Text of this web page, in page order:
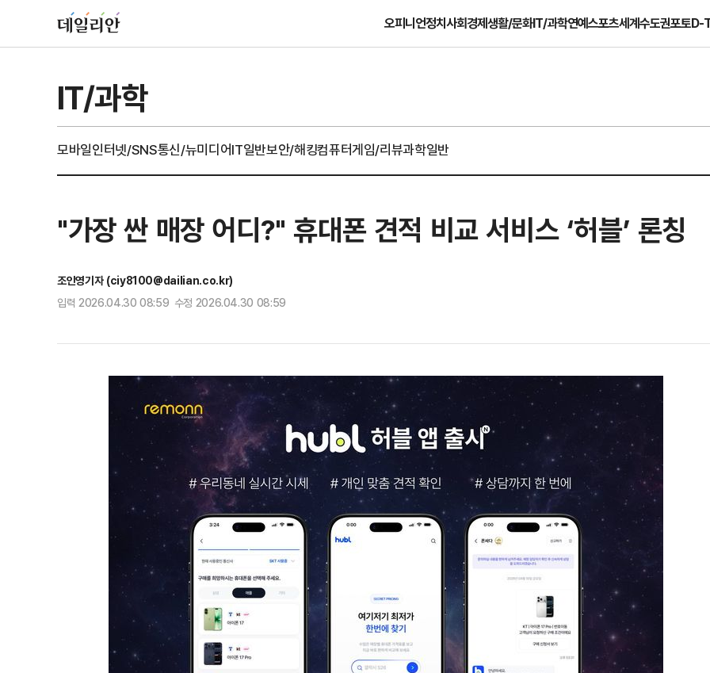
오피니언정치사회경제생활/문화IT/과학연예스포츠세계수도권포토D-
IT/과학
모바일인터넷/SNS통신/뉴미디어IT일반보안/해킹컴퓨터게임/리뷰과학일반
"가장 싼 매장 어디?" 휴대폰 견적 비교 서비스 ‘허블’ 론칭
조인영기자 (ciy8100@dailian.co.kr)
입력 2026.04.30 08:59 수정 2026.04.30 08:59
“다시 시청으로” 김선태에게
충주시장의 재치 있는 제안
2
"출근길에 우연히 복권 샀는
원 당첨자 사연은?
3
경찰, 드라마 '김부장' 제작사
자본시장법 위반 의혹
4
김민석, 제주·인천서 정청래
누적 결과도 金 선두